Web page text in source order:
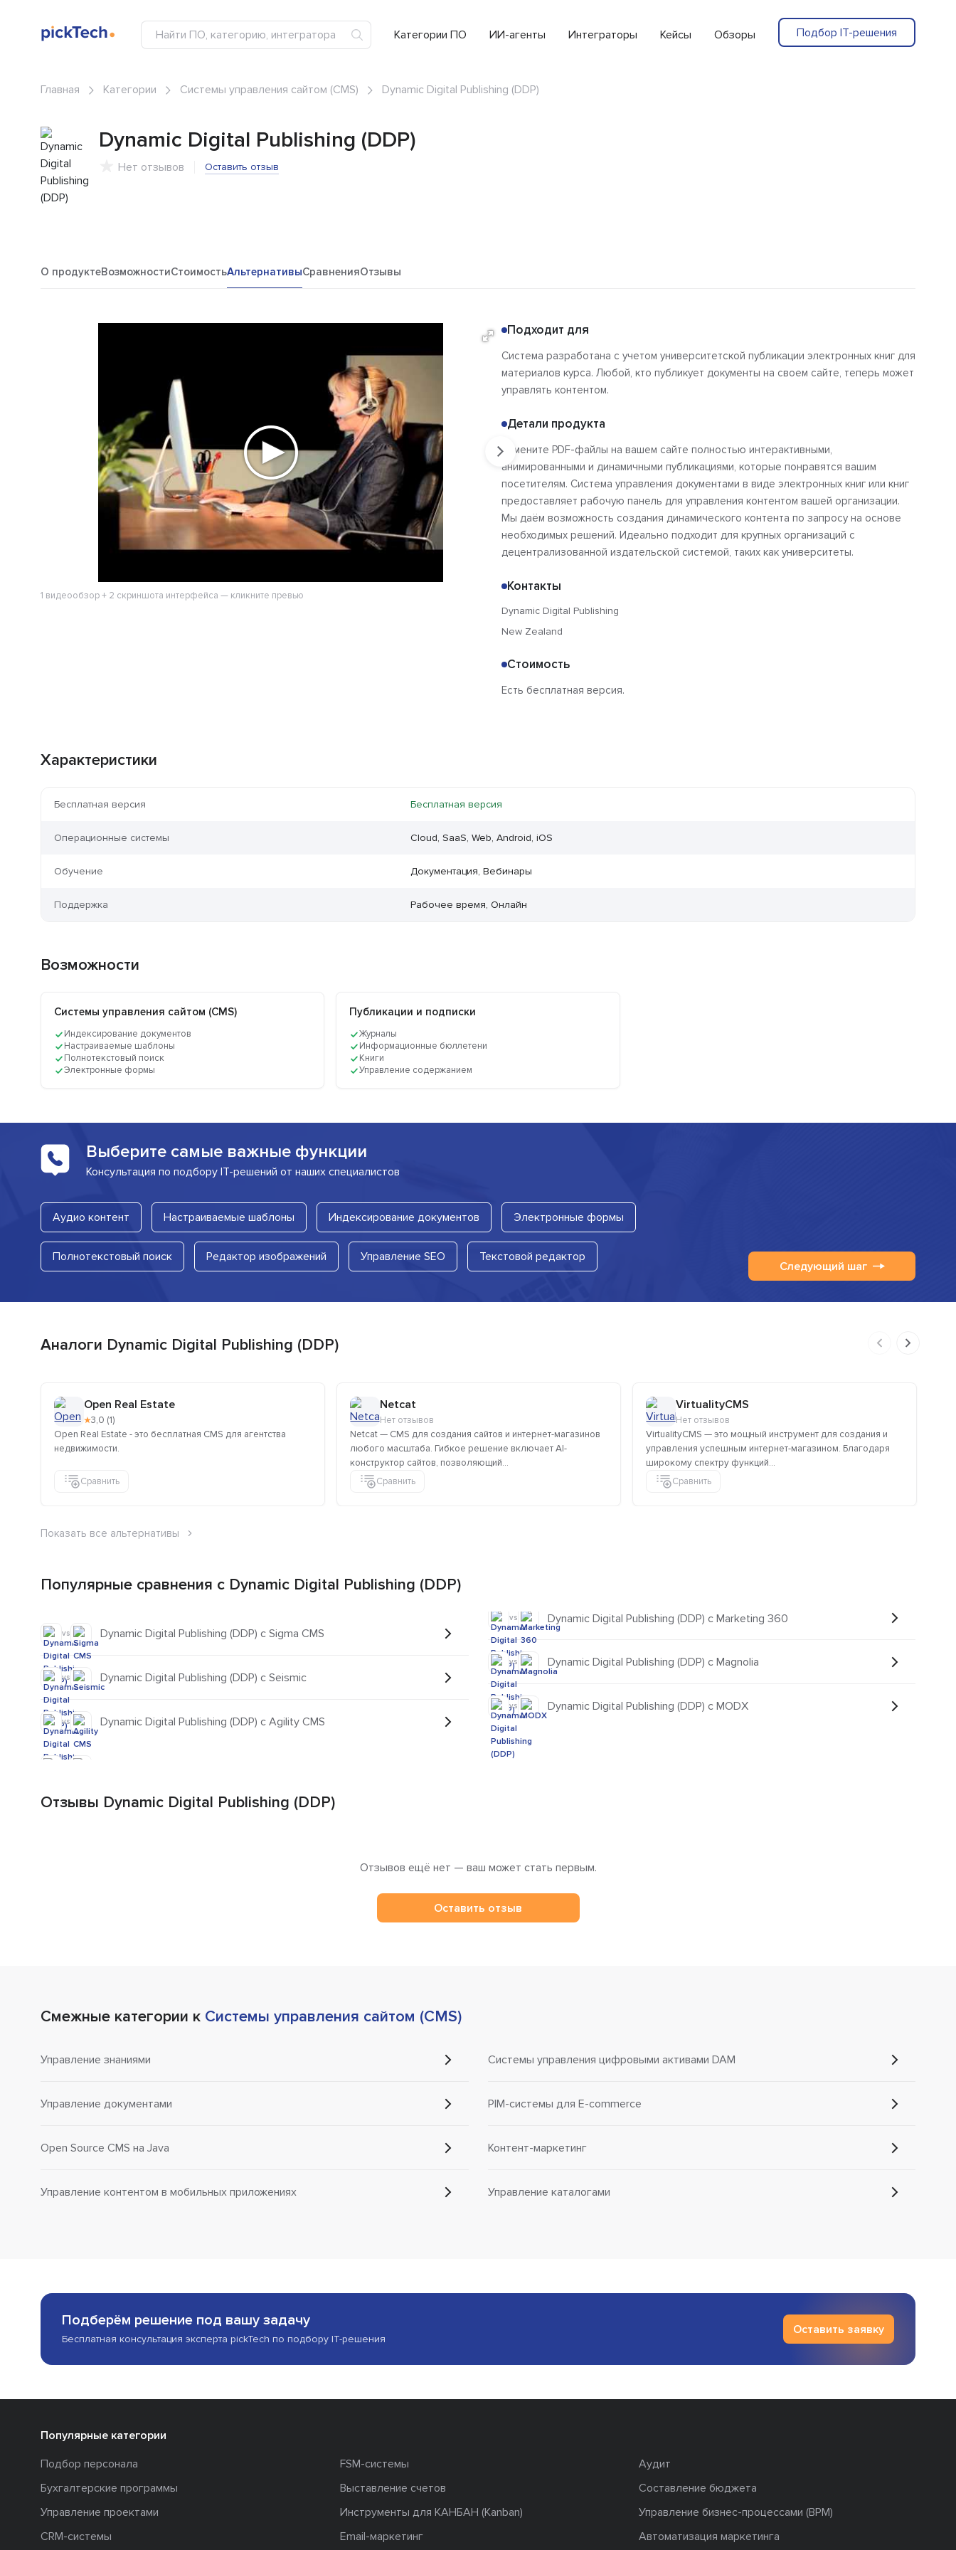
Категории ПО ИИ-агенты Интеграторы Кейсы Обзоры Подбор IT-решения
Главная Категории Системы управления сайтом (CMS) Dynamic Digital Publishing (DDP)
Dynamic Digital Publishing (DDP)
Нет отзывов Оставить отзыв
О продуктеВозможностиСтоимостьАльтернативыСравненияОтзывы
1 видеообзор + 2 скриншота интерфейса — кликните превью
Подходит для
Система разработана с учетом университетской публикации электронных книг для
материалов курса. Любой, кто публикует документы на своем сайте, теперь может
управлять контентом.
Детали продукта
Замените PDF-файлы на вашем сайте полностью интерактивными,
анимированными и динамичными публикациями, которые понравятся вашим
посетителям. Система управления документами в виде электронных книг или книг
предоставляет рабочую панель для управления контентом вашей организации.
Мы даём возможность создания динамического контента по запросу на основе
необходимых решений. Идеально подходит для крупных организаций с
децентрализованной издательской системой, таких как университеты.
Контакты
Dynamic Digital Publishing
New Zealand
Стоимость
Есть бесплатная версия.
Характеристики
Бесплатная версия Бесплатная версия
Операционные системы Cloud, SaaS, Web, Android, iOS
Обучение Документация, Вебинары
Поддержка Рабочее время, Онлайн
Возможности
Системы управления сайтом (CMS)
Индексирование документов
Настраиваемые шаблоны
Полнотекстовый поиск
Электронные формы
Публикации и подписки
Журналы
Информационные бюллетени
Книги
Управление содержанием
Выберите самые важные функции
Консультация по подбору IT-решений от наших специалистов
Аудио контент Настраиваемые шаблоны Индексирование документов Электронные формы
Полнотекстовый поиск Редактор изображений Управление SEO Текстовой редактор
Следующий шаг
Аналоги Dynamic Digital Publishing (DDP)
Open Real Estate
★3,0 (1)
Open Real Estate - это бесплатная CMS для агентства
недвижимости.
Сравнить
Netcat
Нет отзывов
Netcat — CMS для создания сайтов и интернет-магазинов
любого масштаба. Гибкое решение включает AI-
конструктор сайтов, позволяющий...
Сравнить
VirtualityCMS
Нет отзывов
VirtualityCMS — это мощный инструмент для создания и
управления успешным интернет-магазином. Благодаря
широкому спектру функций...
Сравнить
Показать все альтернативы
Популярные сравнения с Dynamic Digital Publishing (DDP)
vs Dynamic Digital Publishing (DDP) с Sigma CMS
vs Dynamic Digital Publishing (DDP) с Seismic
vs Dynamic Digital Publishing (DDP) с Agility CMS
vs Dynamic Digital Publishing (DDP) с Marketing 360
vs Dynamic Digital Publishing (DDP) с Magnolia
vs Dynamic Digital Publishing (DDP) с MODX
Отзывы Dynamic Digital Publishing (DDP)
Отзывов ещё нет — ваш может стать первым.
Оставить отзыв
Смежные категории к Системы управления сайтом (CMS)
Управление знаниями
Управление документами
Open Source CMS на Java
Управление контентом в мобильных приложениях
Системы управления цифровыми активами DAM
PIM-системы для E-commerce
Контент-маркетинг
Управление каталогами
Подберём решение под вашу задачу
Бесплатная консультация эксперта pickTech по подбору IT-решения
Оставить заявку
Популярные категории
Подбор персонала
FSM-системы
Аудит
Бухгалтерские программы
Выставление счетов
Составление бюджета
Управление проектами
Инструменты для КАНБАН (Kanban)
Управление бизнес-процессами (BPM)
CRM-системы
Email-маркетинг Автоматизация маркетинга